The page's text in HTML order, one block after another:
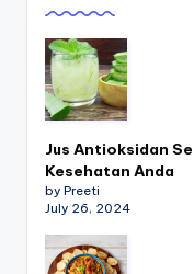
Jus Antioksidan
Kesehatan Anda
by Preeti
July 26, 2024